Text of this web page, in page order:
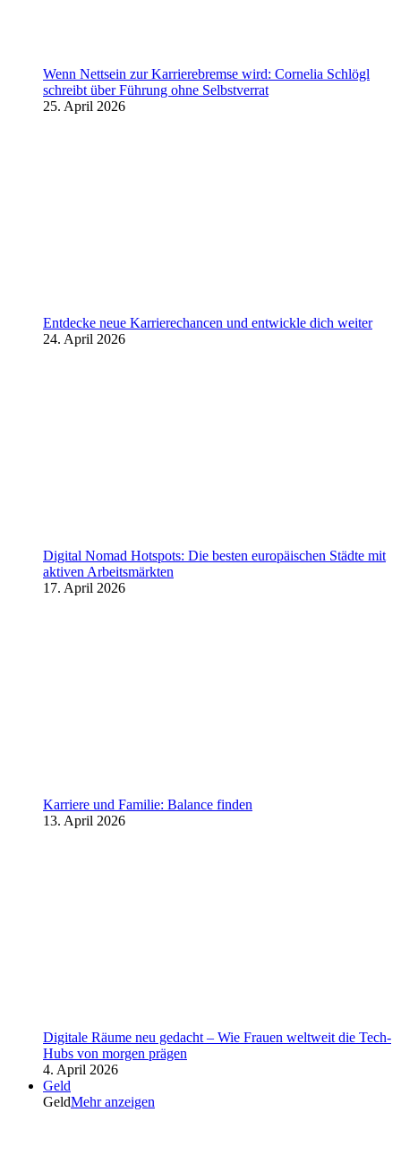
Wenn Nettsein zur Karrierebremse wird: Cornelia Schlögl
schreibt über Führung ohne Selbstverrat
25. April 2026
Entdecke neue Karrierechancen und entwickle dich weiter
24. April 2026
Digital Nomad Hotspots: Die besten europäischen Städte mit
aktiven Arbeitsmärkten
17. April 2026
Karriere und Familie: Balance finden
13. April 2026
Digitale Räume neu gedacht – Wie Frauen weltweit die Tech-
Hubs von morgen prägen
4. April 2026
Geld
GeldMehr anzeigen